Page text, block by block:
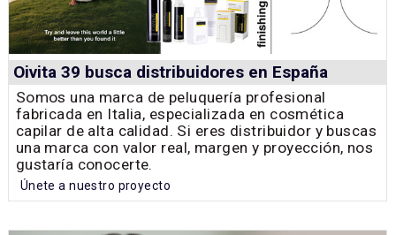
Oivita 39 busca distribuidores en España
Somos una marca de peluquería profesional
fabricada en Italia, especializada en cosmética
capilar de alta calidad. Si eres distribuidor y buscas
una marca con valor real, margen y proyección, nos
gustaría conocerte.
Únete a nuestro proyecto